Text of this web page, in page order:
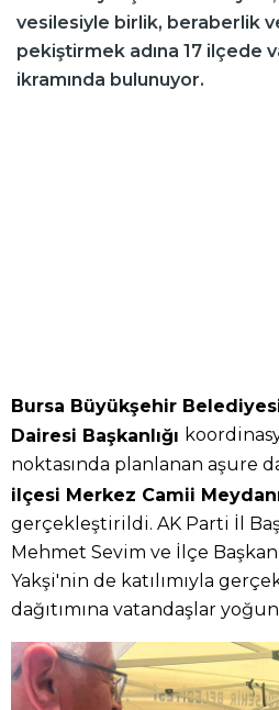
vesilesiyle birlik, beraberlik
pekiştirmek adına 17 ilçede
ikramında bulunuyor.
Bursa Büyükşehir
Dairesi Başkanlığı
noktasında planlanan aşure
ilçesi Merkez Camii
gerçekleştirildi. AK Parti İl
Mehmet Sevim ve İlçe
Yakşi'nin de katılımıyla
dağıtımına vatandaşlar